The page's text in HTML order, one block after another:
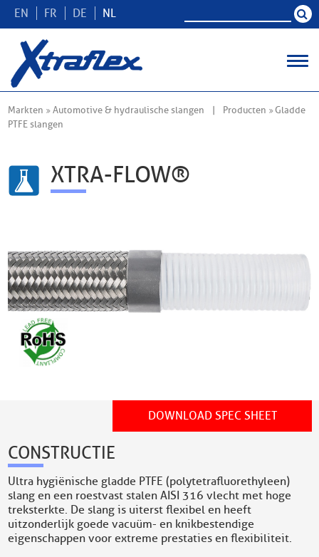
EN FR DE NL
Markten Automotive & hydraulische slangen Producten
Gladde
PTFE slangen
XTRA-FLOW®
DOWNLOAD SPEC SHEET
CONSTRUCTIE
Ultra hygiënische gladde PTFE (polytetrafluorethyleen)
slang en een roestvast stalen AISI 316 vlecht met hoge
treksterkte. De slang is uiterst flexibel en heeft
uitzonderlijk goede vacuüm- en knikbestendige
eigenschappen voor extreme prestaties en flexibiliteit.